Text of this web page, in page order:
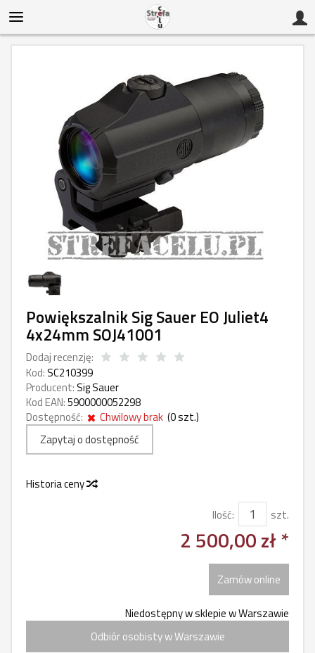
Powiększalnik Sig Sauer EO Juliet4
4x24mm SOJ41001
Dodaj recenzję:
Kod:SC210399
Producent:Sig Sauer
Kod EAN:5900000052298
Dostępność:
Chwilowy brak (0szt.)
Zapytaj o dostępność
Historia ceny
Ilość:
szt.
2 500,00 zł *
Zamów online
Niedostępny w sklepie w Warszawie
Odbiór osobisty w Warszawie